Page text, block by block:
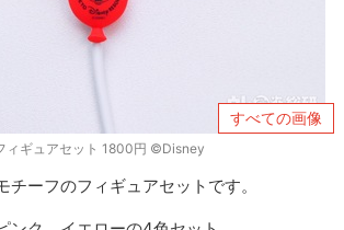
すべての画像
ィギュアセット 1800円 ©Disney
チーフのフィギュアセットです。